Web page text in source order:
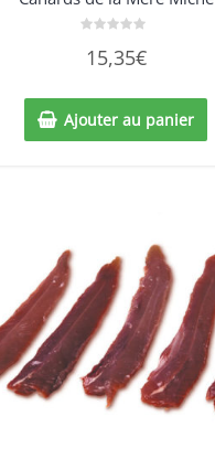
sur
15,35€
Ajouter au panier